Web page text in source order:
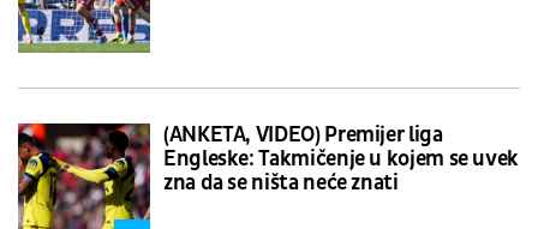
(ANKETA, VIDEO) Premijer liga
Engleske: Takmičenje u kojem se uvek
zna da se ništa neće znati